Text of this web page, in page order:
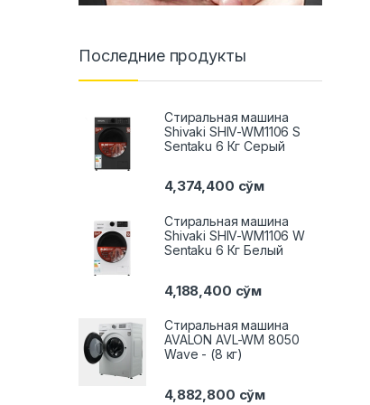
Последние продукты
Стиральная машина
Shivaki SHIV-WM1106 S
Sentaku 6 Кг Серый
4,374,400 сўм
Стиральная машина
Shivaki SHIV-WM1106 W
Sentaku 6 Кг Белый
4,188,400 сўм
Стиральная машина
AVALON AVL-WM 8050
Wave - (8 кг)
4,882,800 сўм